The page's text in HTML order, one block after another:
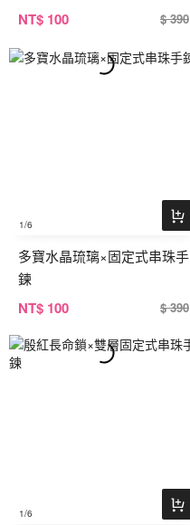
NT$ 100 $ 390
1/6
多寶水晶琉璃×固定式串珠手
鍊
NT$ 100 $ 390
1/6